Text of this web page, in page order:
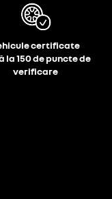
certificate
la 150 de puncte de
verificare